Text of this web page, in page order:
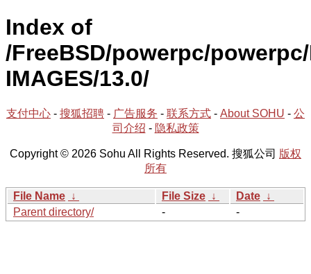
Index of
/FreeBSD/powerpc/
IMAGES/13.0/
支付中心 - 搜狐招聘 - 广告服务 - 联系方式 - About SOHU - 公
司介绍 - 隐私政策
Copyright © 2026 Sohu All Rights Reserved. 搜狐公司 版权
所有
File Name ↓ File Size ↓ Date ↓
Parent directory/
- -